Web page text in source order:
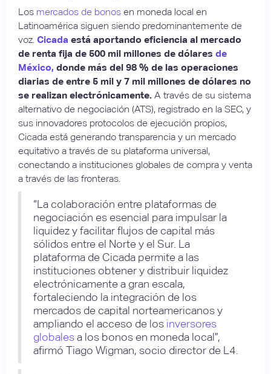
Los mercados de bonos en moneda local en
Latinoamérica siguen siendo predominantemente de
voz. Cicada está aportando eficiencia al mercado
de renta fija de 500 mil millones de dólares de
México, donde más del 98 % de las operaciones
diarias de entre 5 mil y 7 mil millones de dólares no
se realizan electrónicamente. A través de su sistema
alternativo de negociación (ATS), registrado en la SEC, y
sus innovadores protocolos de ejecución propios,
Cicada está generando transparencia y un mercado
equitativo a través de su plataforma universal,
conectando a instituciones globales de compra y venta
a través de las fronteras.
“La colaboración entre plataformas de
negociación es esencial para impulsar la
liquidez y facilitar flujos de capital más
sólidos entre el Norte y el Sur. La
plataforma de Cicada permite a las
instituciones obtener y distribuir liquidez
electrónicamente a gran escala,
fortaleciendo la integración de los
mercados de capital norteamericanos y
ampliando el acceso de los inversores
globalesa los bonos en moneda local”,
afirmó Tiago Wigman, socio director de L4.